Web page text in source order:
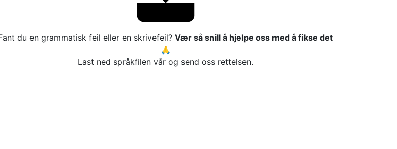
du en grammatisk feil eller en skrivefeil?Vær så snill å hjelpe oss med å fikse det
🙏
Last ned språkfilen vår og send oss rettelsen.